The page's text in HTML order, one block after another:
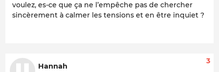
voulez, es-ce que ça ne l’empêche pas de chercher
sincèrement à calmer les tensions et en être inquiet ?
Hannah
3